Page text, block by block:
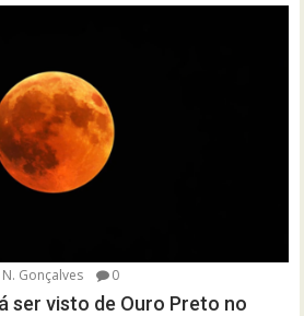
N. Gonçalves 0
ser visto de Ouro Preto no